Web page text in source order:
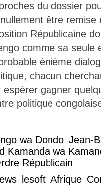
du dossier
être remise
Républicaine
comme sa seule
probable énième
chacun
espérer gagner
politique
wa Dondo Jean-
Kamanda wa
Républicain
lesoft Afrique